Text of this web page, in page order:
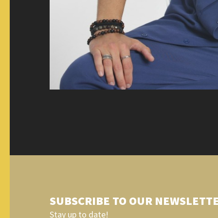
SUBSCRIBE TO OUR
Stay up to date!